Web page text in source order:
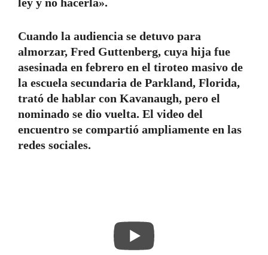
Cuando la audiencia se detuvo para
almorzar, Fred Guttenberg, cuya hija fue
asesinada en febrero en el tiroteo masivo de
la escuela secundaria de Parkland, Florida,
trató de hablar con Kavanaugh, pero el
nominado se dio vuelta. El video del
encuentro se compartió ampliamente en las
redes sociales.